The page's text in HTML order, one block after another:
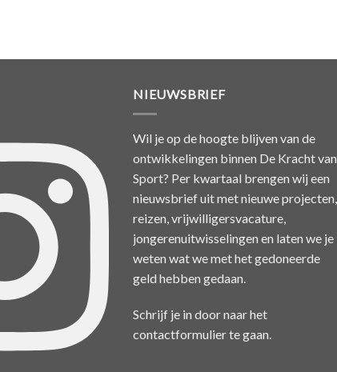
NIEUWSBRIEF
Wil je op de hoogte blijven van de
ontwikkelingen binnen De Kracht van
Sport? Per kwartaal brengen wij een
nieuwsbrief uit met nieuwe projecten,
reizen, vrijwilligersvacature,
jongerenuitwisselingen en laten we je
weten wat we met het gedoneerde
geld hebben gedaan.
Schrijf je in door naar het
contactformulierte gaan.